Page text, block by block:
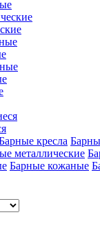
кресла
металлические
Барные кожаные